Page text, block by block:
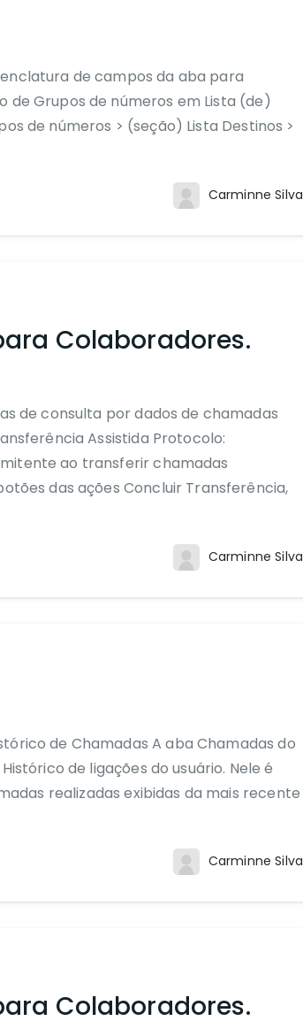
de campos da aba para
de Grupos de números em Lista (de)
de números > (seção) Lista Destinos >
Carminne Silva
Colaboradores.
de consulta por dados de chamadas
Assistida Protocolo:
ao transferir chamadas
das ações Concluir Transferência,
Carminne Silva
de Chamadas A aba Chamadas do
de ligações do usuário. Nele é
realizadas exibidas da mais recente
Carminne Silva
Colaboradores.